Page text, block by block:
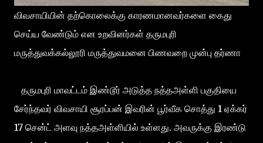
விவசாயியின் தற்கொலைக்கு காரணமானவர்களை கைது
செய்ய வேண்டும் என உறவினர்கள் தருமபுரி
மருத்துவக்கல்லூரி மருத்துவமனை பிணவறை முன்பு தர்ணா
தருமபுரி மாவட்டம் இண்டூர் அடுத்த நத்தஅள்ளி பகுதியை
சேர்ந்தவர் விவசாயி சூரப்பன் இவரின் பூர்வீக சொத்து 1 ஏக்கர்
17 சென்ட் அளவு நத்தஅள்ளியில் உள்ளது. அவருக்கு இரண்டு